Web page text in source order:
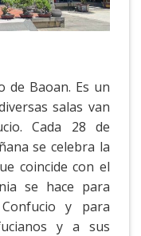
de Baoan. Es un
salas van
Cada 28 de
se celebra la
coincide con el
se hace para
y para
y a sus